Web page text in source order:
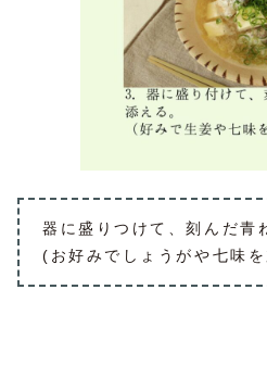
器に盛りつけて、刻んだ青
(お好みでしょうがや七味